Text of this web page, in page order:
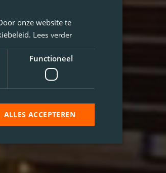
onze website te
Lees verder
Functioneel
ALLES ACCEPTEREN